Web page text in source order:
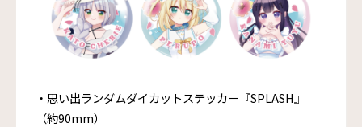
・思い出ランダムダイカットステッカー『SPLASH』
（約90mm）